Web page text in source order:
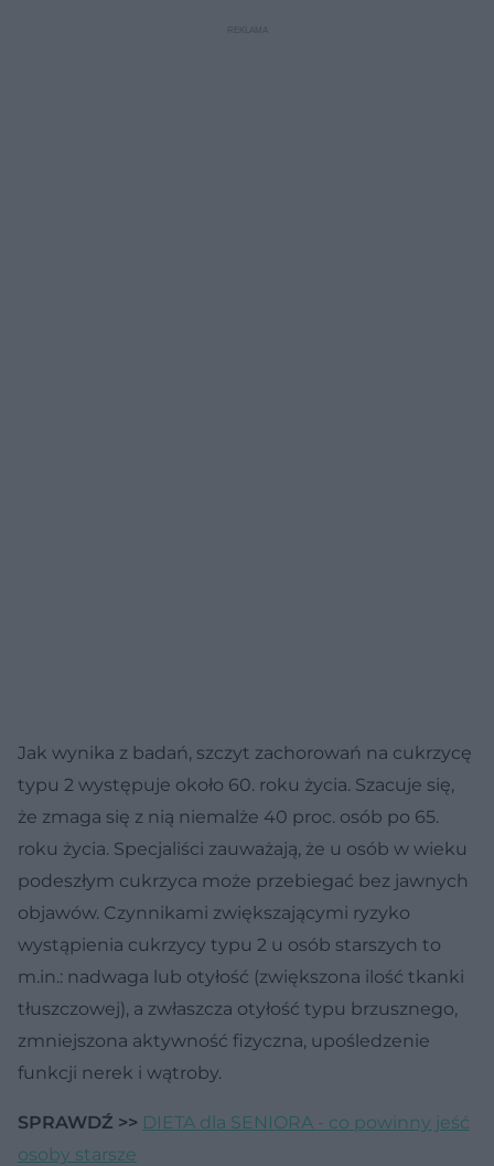
Jak wynika z badań, szczyt zachorowań na cukrzycę
typu 2 występuje około 60. roku życia. Szacuje się,
że zmaga się z nią niemalże 40 proc. osób po 65.
roku życia. Specjaliści zauważają, że u osób w wieku
podeszłym cukrzyca może przebiegać bez jawnych
objawów. Czynnikami zwiększającymi ryzyko
wystąpienia cukrzycy typu 2 u osób starszych to
m.in.: nadwaga lub otyłość (zwiększona ilość tkanki
tłuszczowej), a zwłaszcza otyłość typu brzusznego,
zmniejszona aktywność fizyczna, upośledzenie
funkcji nerek i wątroby.
SPRAWDŹ >> DIETA dla SENIORA - co powinny jeść
osoby starsze